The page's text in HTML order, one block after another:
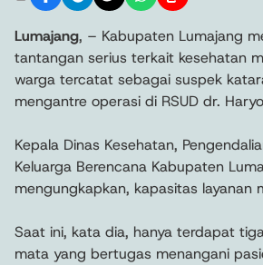
Lumajang, – Kabupaten Lumajang
tantangan serius terkait kesehatan
warga tercatat sebagai suspek
mengantre operasi di RSUD dr.
Kepala Dinas Kesehatan,
Keluarga Berencana Kabupaten
mengungkapkan, kapasitas layanan
Saat ini, kata dia, hanya terdapat
mata yang bertugas menangani